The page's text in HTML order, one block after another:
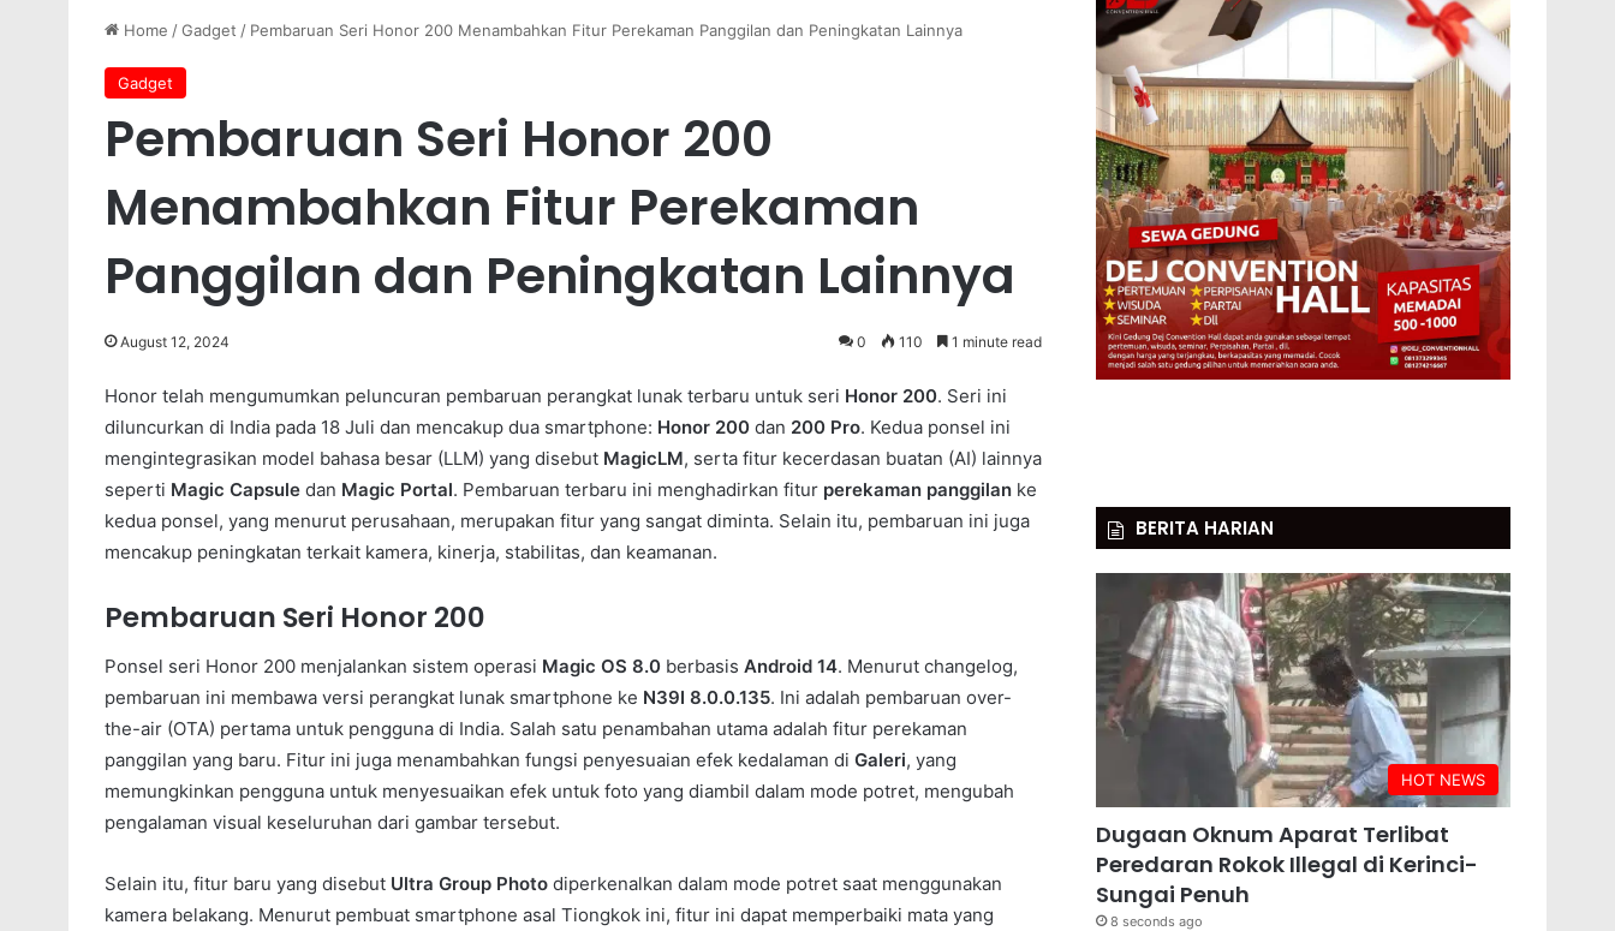
Home /Gadget / Pembaruan Seri Honor 200 Menambahkan Fitur Perekaman Panggilan dan Peningkatan Lainnya
Gadget
Pembaruan Seri Honor 200
Menambahkan Fitur Perekaman
Panggilan dan Peningkatan Lainnya
August 12, 2024 0 110 1 minute read
Honor telah mengumumkan peluncuran pembaruan perangkat lunak terbaru untuk seri Honor 200. Seri ini
diluncurkan di India pada 18 Juli dan mencakup dua smartphone: Honor 200 dan 200 Pro. Kedua ponsel ini
mengintegrasikan model bahasa besar (LLM) yang disebut MagicLM, serta fitur kecerdasan buatan (AI) lainnya
seperti Magic Capsule dan Magic Portal. Pembaruan terbaru ini menghadirkan fitur perekaman panggilan ke
kedua ponsel, yang menurut perusahaan, merupakan fitur yang sangat diminta. Selain itu, pembaruan ini juga
mencakup peningkatan terkait kamera, kinerja, stabilitas, dan keamanan.
Pembaruan Seri Honor 200
Ponsel seri Honor 200 menjalankan sistem operasi Magic OS 8.0 berbasis Android 14. Menurut changelog,
pembaruan ini membawa versi perangkat lunak smartphone ke N39I 8.0.0.135. Ini adalah pembaruan over-
the-air (OTA) pertama untuk pengguna di India. Salah satu penambahan utama adalah fitur perekaman
panggilan yang baru. Fitur ini juga menambahkan fungsi penyesuaian efek kedalaman di Galeri, yang
memungkinkan pengguna untuk menyesuaikan efek untuk foto yang diambil dalam mode potret, mengubah
pengalaman visual keseluruhan dari gambar tersebut.
Selain itu, fitur baru yang disebut Ultra Group Photo diperkenalkan dalam mode potret saat menggunakan
kamera belakang. Menurut pembuat smartphone asal Tiongkok ini, fitur ini dapat memperbaiki mata yang
BERITA HARIAN
HOT NEWS
Dugaan Oknum Aparat Terlibat
Peredaran Rokok Illegal di Kerinci-
Sungai Penuh
8 seconds ago